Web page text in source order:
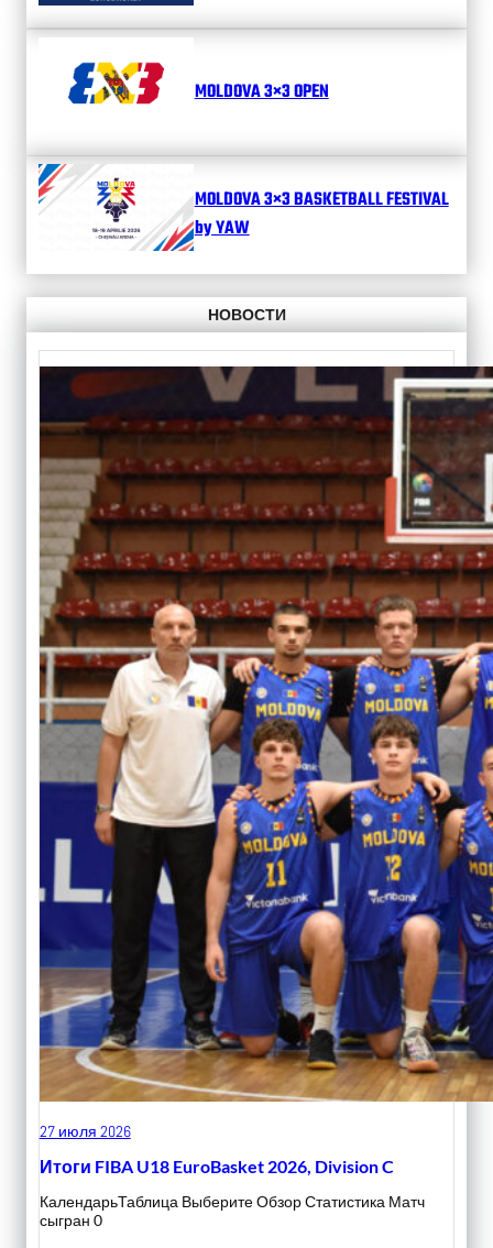
MOLDOVA 3×3 OPEN
MOLDOVA 3×3 BASKETBALL FESTIVAL
by YAW
НОВОСТИ
27 июля 2026
Итоги FIBA U18 EuroBasket 2026, Division C
КалендарьТаблица Выберите Обзор Статистика Матч
сыгран 0